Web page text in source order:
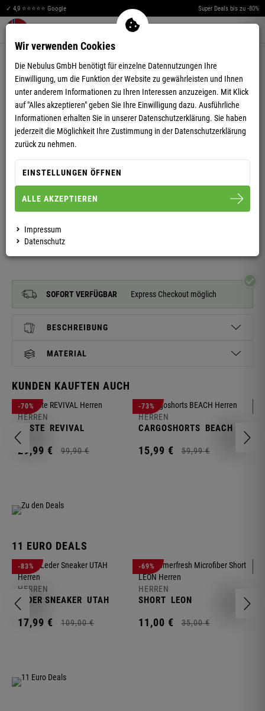
✓ 4,9 ⭐⭐⭐⭐⭐ Google Super Deals bis zu -80%
Warenkorb aufklappen
POLOSHIRT TUPAI HERREN
SOFORT VERFÜGBAR Express Checkout möglich
BESCHREIBUNG
MATERIAL
KUNDEN KAUFTEN AUCH
-70%
HERREN
WESTE REVIVAL
29,99 € 99,90 €
-73%
HERREN
CARGOSHORTS BEACH
15,99 € 59,99 €
11 EURO DEALS
-83%
HERREN
LEDER SNEAKER UTAH
17,99 € 109,00 €
-69%
HERREN
SHORT LEON
11,00 € 35,00 €
Wir verwenden Cookies
Die Nebulus GmbH benötigt für einzelne Datennutzungen Ihre
Einwilligung, um die Funktion der Website zu gewährleisten und Ihnen
unter anderem Informationen zu Ihren Interessen anzuzeigen. Mit Klick
auf "Alles akzeptieren" geben Sie Ihre Einwilligung dazu. Ausführliche
Informationen erhalten Sie in unserer Datenschutzerklärung. Sie haben
jederzeit die Möglichkeit Ihre Zustimmung in der Datenschutzerklärung
zurück zu nehmen.
EINSTELLUNGEN ÖFFNEN
ALLE AKZEPTIEREN
Impressum
Datenschutz